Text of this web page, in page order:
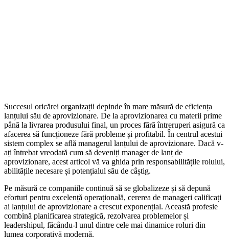
Succesul oricărei organizații depinde în mare măsură de eficiența
lanțului său de aprovizionare. De la aprovizionarea cu materii prime
până la livrarea produsului final, un proces fără întreruperi asigură ca
afacerea să funcționeze fără probleme și profitabil. În centrul acestui
sistem complex se află managerul lanțului de aprovizionare. Dacă v-
ați întrebat vreodată cum să deveniți manager de lanț de
aprovizionare, acest articol vă va ghida prin responsabilitățile rolului,
abilitățile necesare și potențialul său de câștig.
Pe măsură ce companiile continuă să se globalizeze și să depună
eforturi pentru excelență operațională, cererea de manageri calificați
ai lanțului de aprovizionare a crescut exponențial. Această profesie
combină planificarea strategică, rezolvarea problemelor și
leadershipul, făcându-l unul dintre cele mai dinamice roluri din
lumea corporativă modernă.